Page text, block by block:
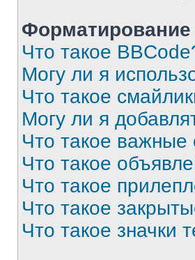
Что такое
Могу ли я
Что такое
Могу ли я
Что такое важные
Что такое
Что такое
Что такое
Что такое значки